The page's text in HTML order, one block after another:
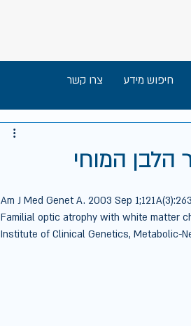
חיפוש מידע צרו קשר
הלבן המוחי
Am J Med Genet A. 2003 Sep
Familial optic atrophy with white matter
Institute of Clinical Genetics, Metabolic-